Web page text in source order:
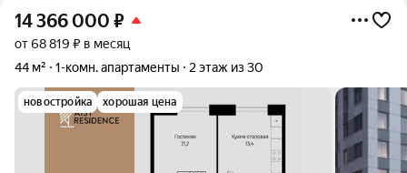
14 366 000 ₽
от 68 819 ₽ в месяц
44 м²
1-комн. апартаменты 2 этаж из 30
новостройка хорошая цена